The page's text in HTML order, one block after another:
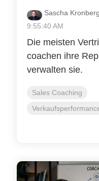
Sascha Kronberg
9:55:40 AM
Die meisten
coachen ihre
verwalten sie.
Sales Coaching